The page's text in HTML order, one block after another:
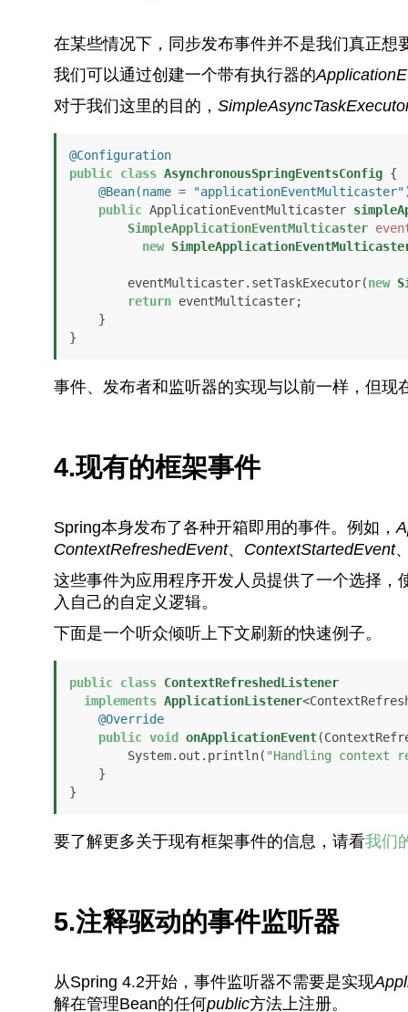
在某些情况下，同步发布事件并不是我们真正想
我们可以通过创建一个带有执行器的
对于我们这里的目的，
@Configuration
public class AsynchronousSpringEventsConfig {
@Bean(name =
public ApplicationEventMulticaster
SimpleApplicationEventMulticaster
new
        eventMulticaster.setTaskExecutor(
new
return eventMulticaster;
}
事件、发布者和监听器的实现与以前一样，但现
4.现有的框架事件
Spring本身发布了各种开箱即用的事件。例如，
ContextRefreshedEvent、 ContextStartedEvent
这些事件为应用程序开发人员提供了一个选择
入自己的自定义逻辑。
下面是一个听众倾听上下文刷新的快速例子。
public class ContextRefreshedListener
implements ApplicationListener
@Override
public void onApplicationEvent
        System.out.println(
"Handling context
}
要了解更多关于现有框架事件的信息，请看我们
5.注释驱动的事件监听器
从Spring 4.2开始，事件监听器不需要是实现
解在管理Bean的任何public方法上注册。